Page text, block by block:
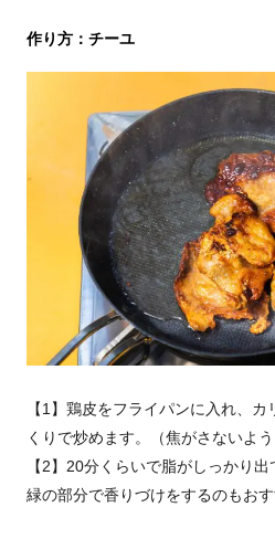
作り方：チーユ
【1】鶏皮をフライパンに入れ、
くりで炒めます。（焦がさないよう
【2】20分くらいで脂がしっかり
緑の部分で香りづけをするのもおす